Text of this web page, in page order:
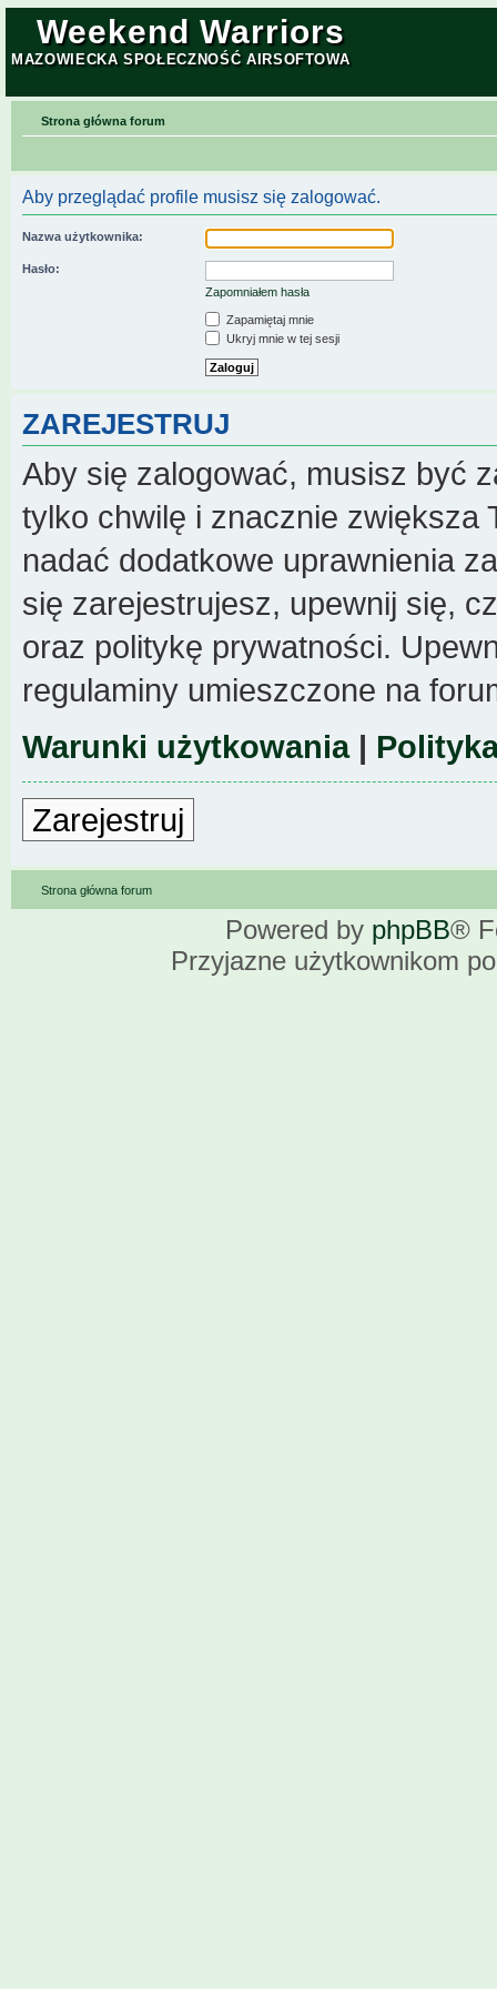
Weekend Warriors
MAZOWIECKA SPOŁECZNOŚĆ AIRSOFTOWA
Strona główna forum
Aby przeglądać profile musisz się zalogować.
Nazwa użytkownika:
Hasło:
Zapomniałem hasła
Zapamiętaj mnie
Ukryj mnie w tej sesji
ZAREJESTRUJ
Aby się zalogować, musisz być
tylko chwilę i znacznie zwiększa
nadać dodatkowe uprawnienia
się zarejestrujesz, upewnij się,
oraz politykę prywatności.
regulaminy umieszczone na
Warunki użytkowania|
Zarejestruj
Strona główna forum
Powered by phpBB®
Przyjazne użytkownikom